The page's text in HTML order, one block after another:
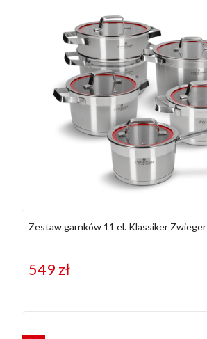
Zestaw garnków 11 el. Klassiker Zwieger
549zł